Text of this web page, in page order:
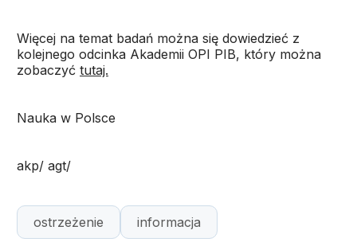
Więcej na temat badań można się dowiedzieć z
kolejnego odcinka Akademii OPI PIB, który można
zobaczyć tutaj.
Nauka w Polsce
akp/ agt/
ostrzeżenie informacja